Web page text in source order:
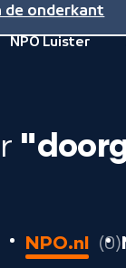
de onderkant
NPO Luister
0
resultaten
NPO.nl 0